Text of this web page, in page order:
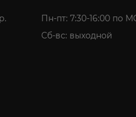
Пн-пт: 7:30-16:00 по
Сб-вс: выходной